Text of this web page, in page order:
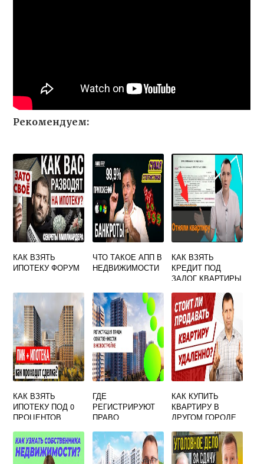
Рекомендуем:
КАК ВЗЯТЬ
ИПОТЕКУ ФОРУМ
ЧТО ТАКОЕ АПП В
НЕДВИЖИМОСТИ
КАК ВЗЯТЬ
КРЕДИТ ПОД
ЗАЛОГ КВАРТИРЫ
ИПОТЕКЕ
КАК ВЗЯТЬ
ИПОТЕКУ ПОД 0
ПРОЦЕНТОВ
ГДЕ
РЕГИСТРИРУЮТ
ПРАВО
НА
НЕДВИЖИМОСТЬ
КАК КУПИТЬ
КВАРТИРУ В
ДРУГОМ ГОРОДЕ